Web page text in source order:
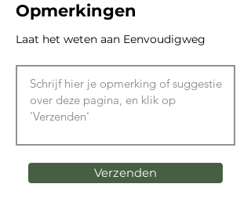
Opmerkingen
Laat het weten aan Eenvoudigweg
Verzenden